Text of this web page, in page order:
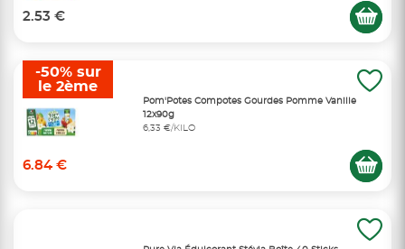
2.53 €
Pom'Potes Compotes Gourdes Pomme Vanille
12x90g
6,33 €/KILO
6.84 €
-50% sur
le 2ème